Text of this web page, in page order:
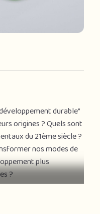
durable”
origines ? Quels sont
du 21ème siècle ?
nos modes de
plus
?
En faisant intervenir